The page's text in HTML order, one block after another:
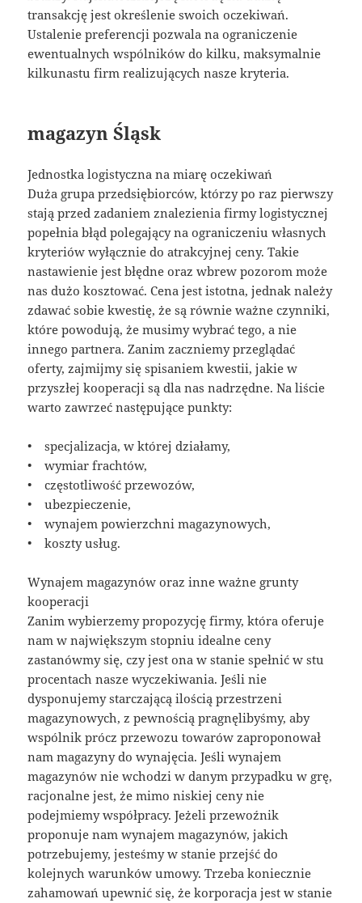
transakcję jest określenie swoich oczekiwań.
Ustalenie preferencji pozwala na ograniczenie
ewentualnych wspólników do kilku, maksymalnie
kilkunastu firm realizujących nasze kryteria.
magazyn Śląsk
Jednostka logistyczna na miarę oczekiwań
Duża grupa przedsiębiorców, którzy po raz pierwszy
stają przed zadaniem znalezienia firmy logistycznej
popełnia błąd polegający na ograniczeniu własnych
kryteriów wyłącznie do atrakcyjnej ceny. Takie
nastawienie jest błędne oraz wbrew pozorom może
nas dużo kosztować. Cena jest istotna, jednak należy
zdawać sobie kwestię, że są równie ważne czynniki,
które powodują, że musimy wybrać tego, a nie
innego partnera. Zanim zaczniemy przeglądać
oferty, zajmijmy się spisaniem kwestii, jakie w
przyszłej kooperacji są dla nas nadrzędne. Na liście
warto zawrzeć następujące punkty:
• specjalizacja, w której działamy,
• wymiar frachtów,
• częstotliwość przewozów,
• ubezpieczenie,
• wynajem powierzchni magazynowych,
• koszty usług.
Wynajem magazynów oraz inne ważne grunty
kooperacji
Zanim wybierzemy propozycję firmy, która oferuje
nam w największym stopniu idealne ceny
zastanówmy się, czy jest ona w stanie spełnić w stu
procentach nasze wyczekiwania. Jeśli nie
dysponujemy starczającą ilością przestrzeni
magazynowych, z pewnością pragnęlibyśmy, aby
wspólnik prócz przewozu towarów zaproponował
nam magazyny do wynajęcia. Jeśli wynajem
magazynów nie wchodzi w danym przypadku w grę,
racjonalne jest, że mimo niskiej ceny nie
podejmiemy współpracy. Jeżeli przewoźnik
proponuje nam wynajem magazynów, jakich
potrzebujemy, jesteśmy w stanie przejść do
kolejnych warunków umowy. Trzeba koniecznie
zahamowań upewnić się, że korporacja jest w stanie